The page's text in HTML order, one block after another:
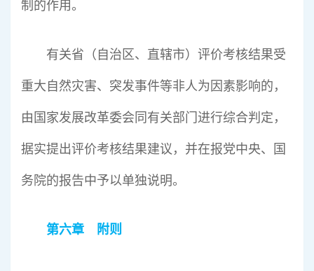
制的作用。
有关省（自治区、直辖市）评价考核结果受
重大自然灾害、突发事件等非人为因素影响的，
由国家发展改革委会同有关部门进行综合判定，
据实提出评价考核结果建议，并在报党中央、国
务院的报告中予以单独说明。
第六章 附则